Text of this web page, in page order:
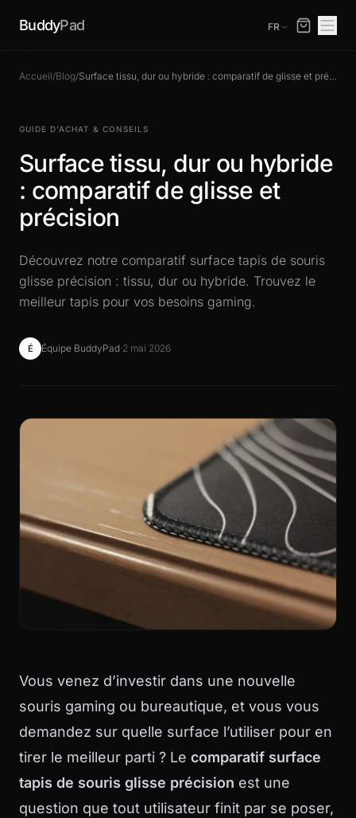
BuddyPad FR
Accueil/Blog/ Surface tissu, dur ou hybride : comparatif de glisse et précision
GUIDE D’ACHAT & CONSEILS
Surface tissu, dur ou hybride
: comparatif de glisse et
précision
Découvrez notre comparatif surface tapis de souris
glisse précision : tissu, dur ou hybride. Trouvez le
meilleur tapis pour vos besoins gaming.
É Équipe BuddyPad·2 mai 2026
Vous venez d’investir dans une nouvelle
souris gaming ou bureautique, et vous vous
demandez sur quelle surface l’utiliser pour en
tirer le meilleur parti ? Le comparatif surface
tapis de souris glisse précision est une
question que tout utilisateur finit par se poser,